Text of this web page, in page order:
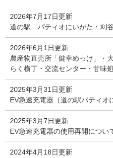
2026年7月17日更新
道の駅 パティオにいがた・刈
2026年6月1日更新
農産物直売所「健幸めっけ」・
らく横丁・交流センター・甘味
2025年3月31日更新
EV急速充電器（道の駅パティオ
2025年3月7日更新
EV急速充電器の使用再開につい
2024年4月18日更新